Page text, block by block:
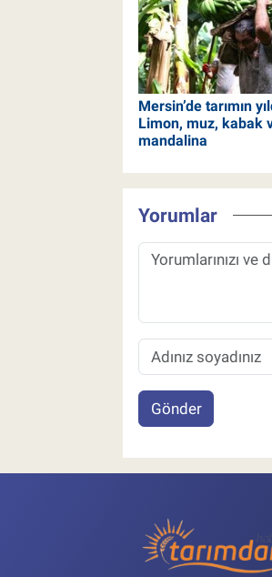
Mersin’de tarımın
Limon, muz, kabak
mandalina
Yorumlar
Gönder